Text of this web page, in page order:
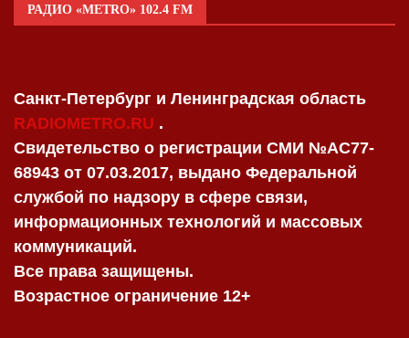
РАДИО «METRO» 102.4 FM
Санкт-Петербург и Ленинградская область
RADIOMETRO.RU .
Свидетельство о регистрации СМИ №AC77-
68943 от 07.03.2017, выдано Федеральной
службой по надзору в сфере связи,
информационных технологий и массовых
коммуникаций.
Все права защищены.
Возрастное ограничение 12+